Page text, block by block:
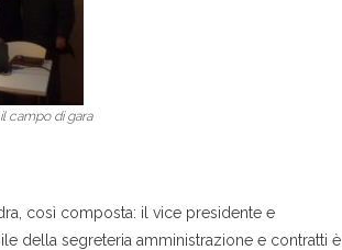
campo di gara
così composta: il vice presidente e
della segreteria amministrazione e contratti è